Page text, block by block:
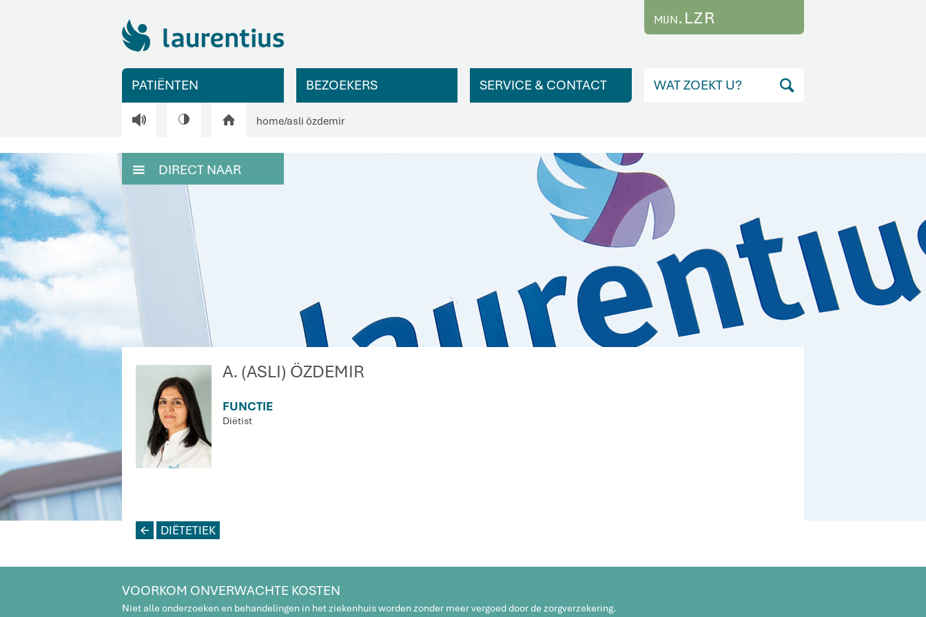
MIJN.LZR
PATIËNTEN BEZOEKERS SERVICE & CONTACT
V H home/asli özdemir
M DIRECT NAAR
A. (ASLI) ÖZDEMIR
FUNCTIE
Diëtist
L DIËTETIEK
VOORKOM ONVERWACHTE KOSTEN
Niet alle onderzoeken en behandelingen in het ziekenhuis worden zonder meer vergoed door de zorgverzekering.